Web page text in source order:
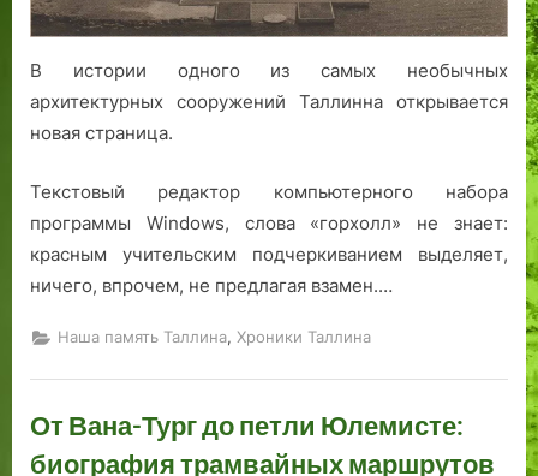
Эстонии
вновь
берутся
за
В истории одного из самых необычных
архитектурных сооружений Таллинна открывается
новая страница.
Текстовый редактор компьютерного набора
программы Windows, слова «горхолл» не знает:
красным учительским подчеркиванием выделяет,
ничего, впрочем, не предлагая взамен.…
Наша память Таллина, Хроники Таллина
От Вана-Тург до петли Юлемисте:
биография трамвайных маршрутов